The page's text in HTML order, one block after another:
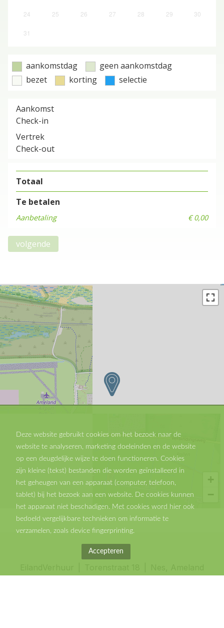
24 25 26 27 28 29 30
31
aankomstdag
geen aankomstdag
bezet
korting selectie
Aankomst
Check-in
Vertrek
Check-out
Totaal
Te betalen
Aanbetaling € 0,00
volgende
+
−
Deze website gebruikt cookies om het bezoek naar de
website te analyseren, marketing doeleinden en de website
op een deugdelijke wijze te doen functioneren. Cookies
zijn kleine (tekst) bestanden die worden geïnstalleerd in
het geheugen van een apparaat (computer, telefoon,
tablet) bij het bezoek aan een website. De cookies kunnen
het apparaat niet beschadigen. Met cookies word hier ook
bedoeld vergelijkbare technieken om informatie te
verzamelen, zoals device fingerprinting.
Accepteren